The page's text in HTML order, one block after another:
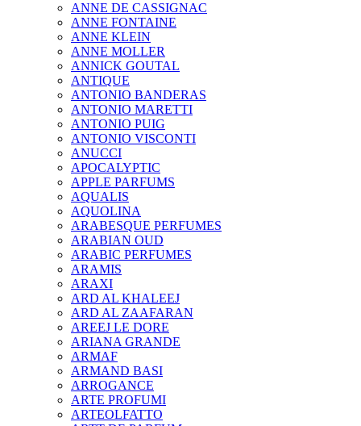
ANNE DE CASSIGNAC
ANNE FONTAINE
ANNE KLEIN
ANNE MOLLER
ANNICK GOUTAL
ANTIQUE
ANTONIO BANDERAS
ANTONIO MARETTI
ANTONIO PUIG
ANTONIO VISCONTI
ANUCCI
APOCALYPTIC
APPLE PARFUMS
AQUALIS
AQUOLINA
ARABESQUE PERFUMES
ARABIAN OUD
ARABIC PERFUMES
ARAMIS
ARAXI
ARD AL KHALEEJ
ARD AL ZAAFARAN
AREEJ LE DORE
ARIANA GRANDE
ARMAF
ARMAND BASI
ARROGANCE
ARTE PROFUMI
ARTEOLFATTO